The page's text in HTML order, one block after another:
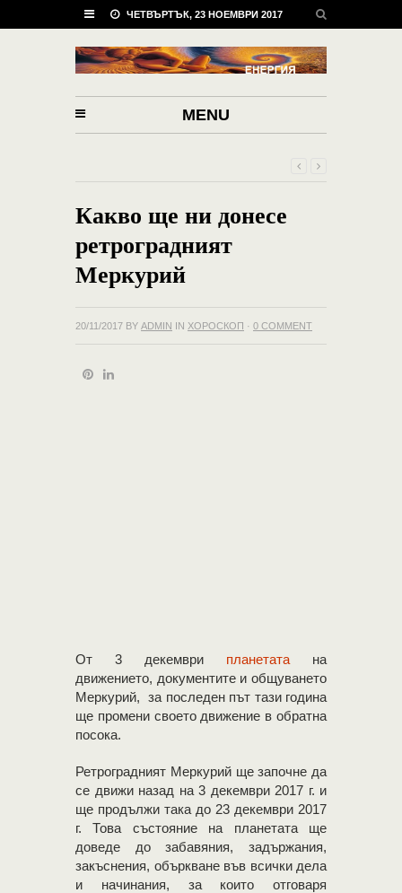
ЧЕТВЪРТЪК, 23 НОЕМВРИ 2017
MENU
Какво ще ни донесе
ретроградният
Меркурий
20/11/2017 BY ADMIN IN ХОРОСКОП · 0 COMMENT
От 3 декември планетата на
движението, документите и общуването
Меркурий, за последен път тази година
ще промени своето движение в обратна
посока.
Ретроградният Meркурий ще започне да
се движи назад на 3 декември 2017 г. и
ще продължи така до 23 декември 2017
г. Това състояние на планетата ще
доведе до забавяния, задържания,
закъснения, объркване във всички дела
и начинания, за които отговаря